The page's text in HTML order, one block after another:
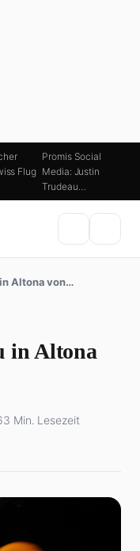
Flug
Promis Social
Media: Justin
Trudeau…
Altona von…
in Altona
3 Min. Lesezeit